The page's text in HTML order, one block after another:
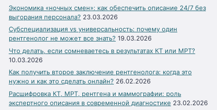
Экономика «ночных смен»: как обеспечить описание 24/7 без
выгорания персонала? 23.03.2026
Субспециализация vs универсальность: почему один
рентгенолог не может все знать? 19.03.2026
Что делать, если сомневаетесь в результатах КТ или МРТ?
10.03.2026
Как получить второе заключение рентгенолога: когда это
нужно и как это сделать онлайн? 26.02.2026
Расшифровка КТ, МРТ, рентгена и маммографии: роль
экспертного описания в современной диагностике 23.02.2026